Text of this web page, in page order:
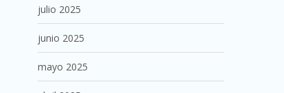
julio 2025
junio 2025
mayo 2025